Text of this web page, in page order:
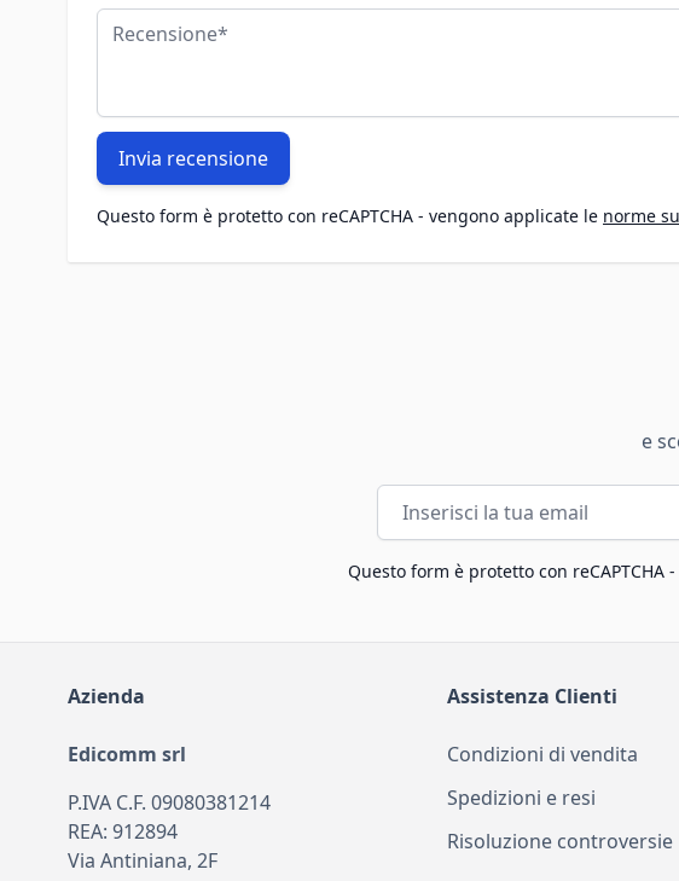
Recensione
Invia recensione
Questo form è protetto con reCAPTCHA - vengono applicate le norme
e
Indirizzo email
Questo form è protetto con reCAPTCHA
Azienda
Edicomm srl
P.IVA C.F. 09080381214
REA: 912894
Via Antiniana, 2F
Assistenza Clienti
Condizioni di vendita
Spedizioni e resi
Risoluzione controversie